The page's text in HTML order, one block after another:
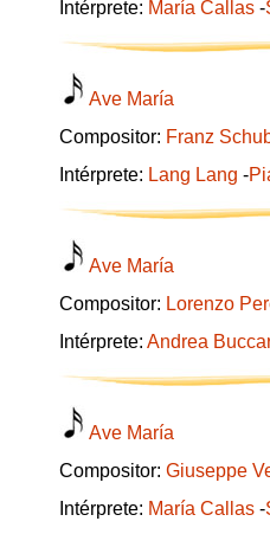
Intérprete: María Callas -
Ave María
Compositor: Franz
Intérprete: Lang Lang -
Ave María
Compositor: Lorenzo
Intérprete: Andrea
Ave María
Compositor: Giuseppe
Intérprete: María Callas -